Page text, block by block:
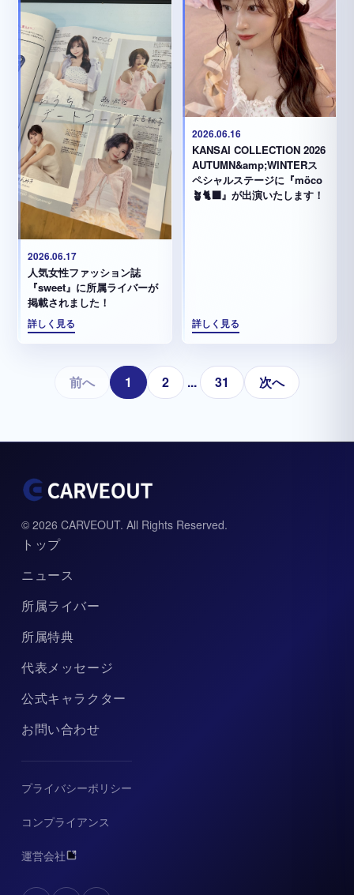
2026.06.17
人気女性ファッション誌
『sweet』に所属ライバーが
掲載されました！
詳しく見る
2026.06.16
KANSAI COLLECTION 2026
AUTUMN&amp;WINTERス
ペシャルステージに『möco
🪴🐈‍⬛』が出演いたします！
詳しく見る
前へ 1 2 ... 31 次へ
© 2026 CARVEOUT. All Rights Reserved.
トップ
ニュース
所属ライバー
所属特典
代表メッセージ
公式キャラクター
お問い合わせ
プライバシーポリシー
コンプライアンス
運営会社